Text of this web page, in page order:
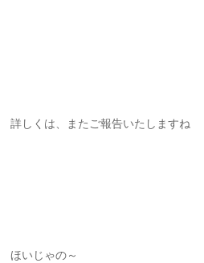
詳しくは、またご報告いたしますね
ほいじゃの～